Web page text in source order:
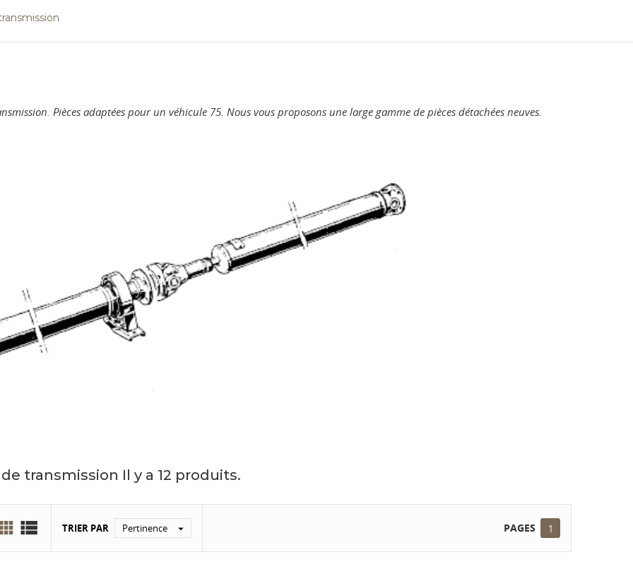
Pièces adaptées pour un véhicule 75. Nous vous proposons une large gamme de pièces détachées neuves.
transmission Il y a 12 produits.
 TRIER PAR Pertinence  PAGES 1